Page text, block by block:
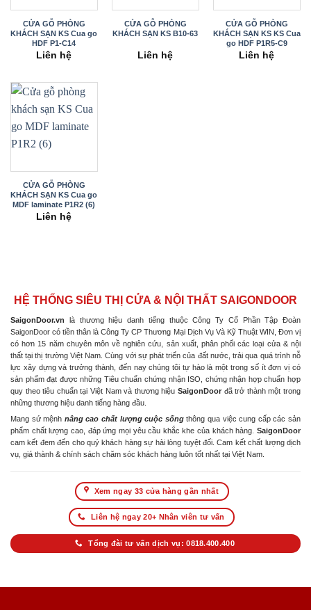
CỬA GỖ PHÒNG
KHÁCH SẠN KS Cua go
HDF P1-C14
Liên hệ
CỬA GỖ PHÒNG
KHÁCH SẠN KS B10-63
Liên hệ
CỬA GỖ PHÒNG
KHÁCH SẠN KS KS Cua
go HDF P1R5-C9
Liên hệ
CỬA GỖ PHÒNG
KHÁCH SẠN KS Cua go
MDF laminate P1R2 (6)
Liên hệ
HỆ THỐNG SIÊU THỊ CỬA & NỘI THẤT SAIGONDOOR
SaigonDoor.vn là thương hiệu danh tiếng thuộc Công Ty Cổ Phần Tập Đoàn
SaigonDoor có tiền thân là Công Ty CP Thương Mại Dịch Vụ Và Kỹ Thuật WIN, Đơn vị
có hơn 15 năm chuyên môn về nghiên cứu, sản xuất, phân phối các loại cửa & nội
thất tại thị trường Việt Nam. Cùng với sự phát triển của đất nước, trải qua quá trình nỗ
lực xây dựng và trưởng thành, đến nay chúng tôi tự hào là một trong số ít đơn vị có
sản phẩm đạt được những Tiêu chuẩn chứng nhận ISO, chứng nhận hợp chuẩn hợp
quy theo tiêu chuẩn tại Việt Nam và thương hiệu SaigonDoor đã trở thành một trong
những thương hiệu danh tiếng hàng đầu.
Mang sứ mệnh nâng cao chất lượng cuộc sốngthông qua việc cung cấp các sản
phẩm chất lượng cao, đáp ứng mọi yêu cầu khắc khe của khách hàng. SaigonDoor
cam kết đem đến cho quý khách hàng sự hài lòng tuyệt đối. Cam kết chất lượng dịch
vụ, giá thành & chính sách chăm sóc khách hàng luôn tốt nhất tại Việt Nam.
Xem ngay 33 cửa hàng gần nhất
Liên hệ ngay 20+ Nhân viên tư vấn
Tổng đài tư vấn dịch vụ: 0818.400.400